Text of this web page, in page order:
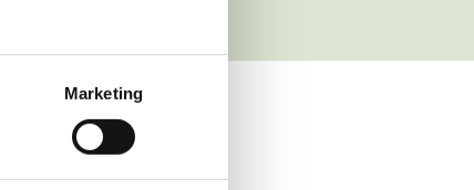
Marketing
for assistance.